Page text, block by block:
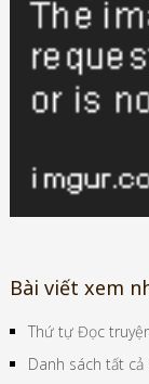
Bài viết xem
Thứ tự Đọc
Danh sách tất